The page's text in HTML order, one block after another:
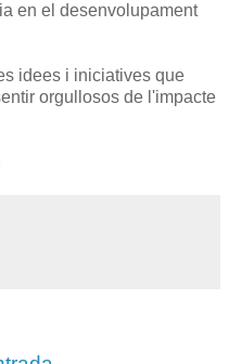
en el desenvolupament
idees i iniciatives que
orgullosos de l'impacte